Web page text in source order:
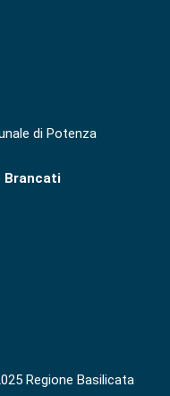
di Potenza
Brancati
Regione Basilicata